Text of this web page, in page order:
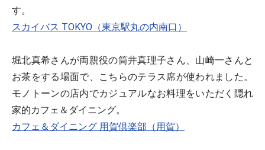
す。
スカイバス TOKYO（東京駅丸の内南口）
堀北真希さんが両親役の筒井真理子さん、山崎一さんと
お茶をする場面で、こちらのテラス席が使われました。
モノトーンの店内でカジュアルなお料理をいただく隠れ
家的カフェ＆ダイニング。
カフェ＆ダイニング 用賀倶楽部（用賀）